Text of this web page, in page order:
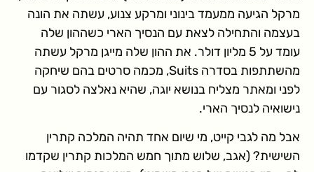
מרקל הגיעה ממעמד בינוני ומרקע צנוע, עשתה את הונה
בעצמה והתחילה לצאת עם הנסיך הארי כשההון שלה
עומד על 5 מליון דולר. את ההון שלה מייגן מרקל עשתה
מהשתתפות בסדרה Suits, מכמה סרטים בהם שיחקה
לפני ומאתר מצליח בנושא יוגה, שהיא נאלצה לסגור עם
נישואיה לנסיך הארי.
אבל מה לגבי קייט, מי שיום אחד תהיה המלכה קתרין
השישית? (אגב, שלוש מתוך חמש המלכות קתרין שקדמו